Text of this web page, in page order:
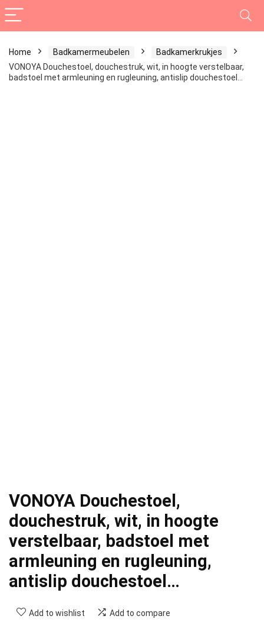
Home Badkamermeubelen
Badkamerkrukjes
VONOYA Douchestoel, douchestruk, wit, in hoogte verstelbaar,
badstoel met armleuning en rugleuning, antislip douchestoel…
VONOYA Douchestoel,
douchestruk, wit, in hoogte
verstelbaar, badstoel met
armleuning en rugleuning,
antislip douchestoel…
Add to wishlist Add to compare